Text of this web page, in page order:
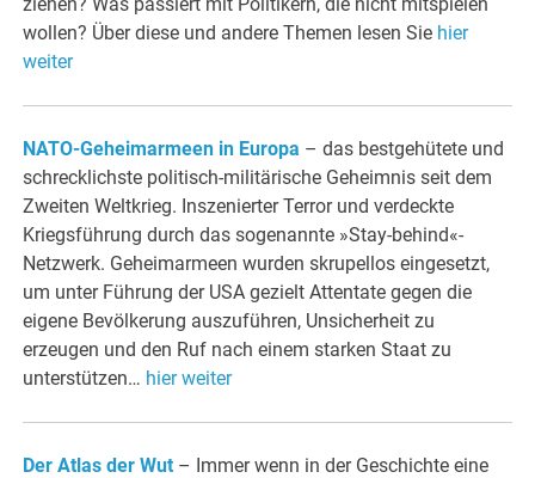
wollen? Über diese und andere Themen lesen Sie hier
weiter
NATO-Geheimarmeen in Europa – das bestgehütete und
schrecklichste politisch-militärische Geheimnis seit dem
Zweiten Weltkrieg. Inszenierter Terror und verdeckte
Kriegsführung durch das sogenannte »Stay-behind«-
Netzwerk. Geheimarmeen wurden skrupellos eingesetzt,
um unter Führung der USA gezielt Attentate gegen die
eigene Bevölkerung auszuführen, Unsicherheit zu
erzeugen und den Ruf nach einem starken Staat zu
unterstützen… hier weiter
Der Atlas der Wut – Immer wenn in der Geschichte eine